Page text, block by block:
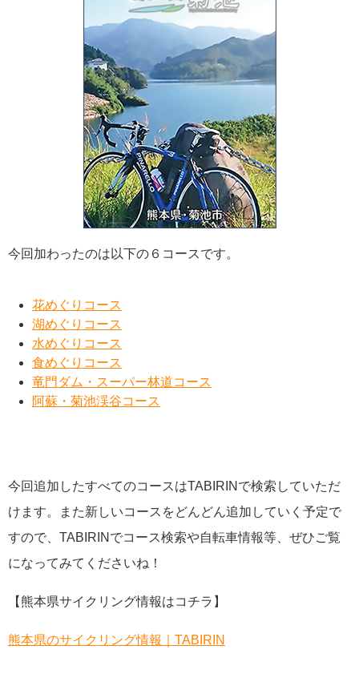
今回加わったのは以下の６コースです。
花めぐりコース
湖めぐりコース
水めぐりコース
食めぐりコース
竜門ダム・スーパー林道コース
阿蘇・菊池渓谷コース
今回追加したすべてのコースはTABIRINで検索していただ
けます。また新しいコースをどんどん追加していく予定で
すので、TABIRINでコース検索や自転車情報等、ぜひご覧
になってみてくださいね！
【熊本県サイクリング情報はコチラ】
熊本県のサイクリング情報｜TABIRIN